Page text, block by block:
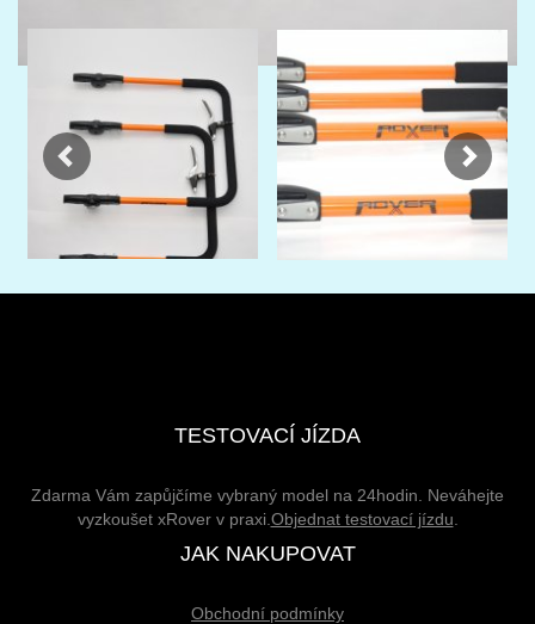
Previous Next
TESTOVACÍ JÍZDA
Zdarma Vám zapůjčíme vybraný model na 24hodin. Neváhejte
vyzkoušet xRover v praxi. Objednat testovací jízdu
JAK NAKUPOVAT
Obchodní podmínky